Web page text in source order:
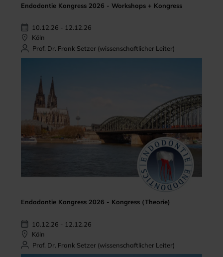
Endodontie Kongress 2026 - Workshops + Kongress
10.12.26 - 12.12.26
Köln
Prof. Dr. Frank Setzer (wissenschaftlicher Leiter)
Endodontie Kongress 2026 - Kongress (Theorie)
10.12.26 - 12.12.26
Köln
Prof. Dr. Frank Setzer (wissenschaftlicher Leiter)